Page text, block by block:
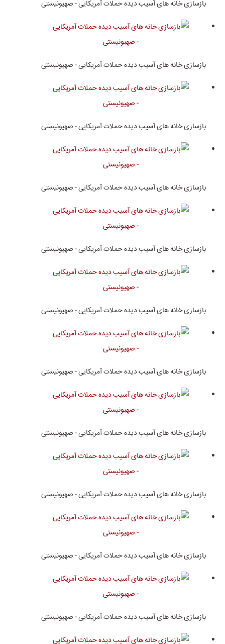
بازسازی خانه های آسیب دیده حملات آمریکایی - صهیونیستی
بازسازی خانه های آسیب دیده حملات آمریکایی - صهیونیستی
بازسازی خانه های آسیب دیده حملات آمریکایی - صهیونیستی
بازسازی خانه های آسیب دیده حملات آمریکایی - صهیونیستی
بازسازی خانه های آسیب دیده حملات آمریکایی - صهیونیستی
بازسازی خانه های آسیب دیده حملات آمریکایی - صهیونیستی
بازسازی خانه های آسیب دیده حملات آمریکایی - صهیونیستی
بازسازی خانه های آسیب دیده حملات آمریکایی - صهیونیستی
بازسازی خانه های آسیب دیده حملات آمریکایی - صهیونیستی
بازسازی خانه های آسیب دیده حملات آمریکایی - صهیونیستی
بازسازی خانه های آسیب دیده حملات آمریکایی - صهیونیستی